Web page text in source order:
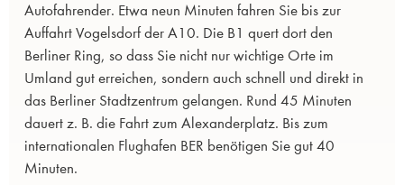
Autofahrender. Etwa neun Minuten fahren Sie bis zur
Auffahrt Vogelsdorf der A10. Die B1 quert dort den
Berliner Ring, so dass Sie nicht nur wichtige Orte im
Umland gut erreichen, sondern auch schnell und direkt in
das Berliner Stadtzentrum gelangen. Rund 45 Minuten
dauert z. B. die Fahrt zum Alexanderplatz. Bis zum
internationalen Flughafen BER benötigen Sie gut 40
Minuten.